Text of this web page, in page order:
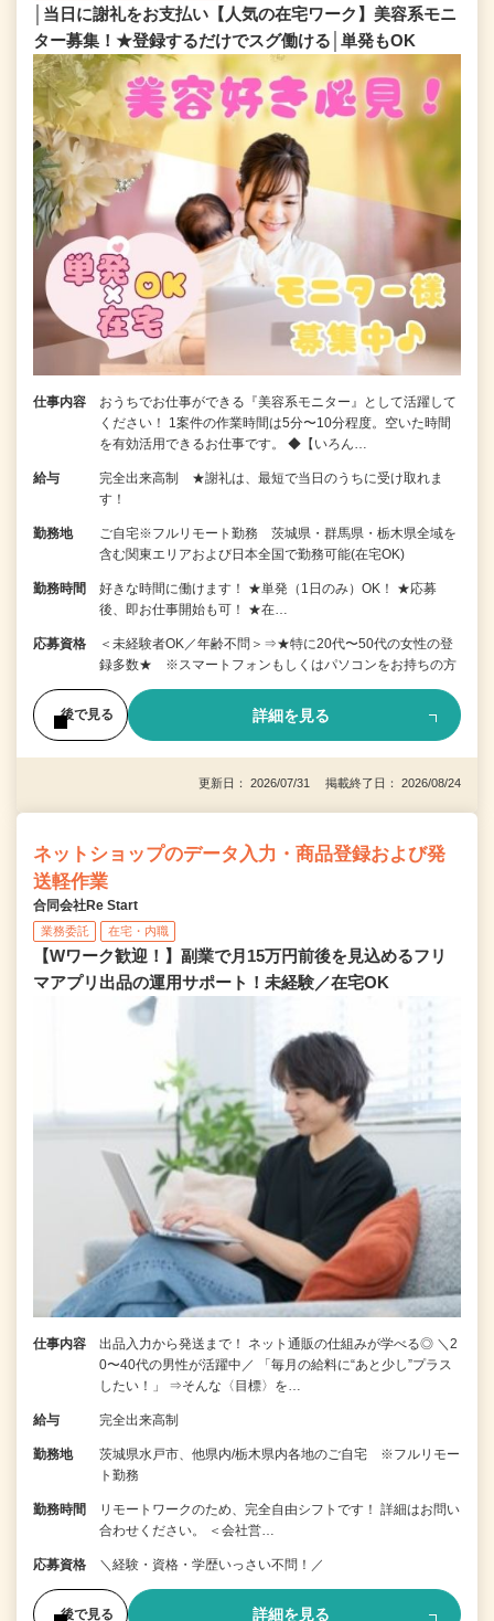
│当日に謝礼をお支払い【人気の在宅ワーク】美容系モニ
ター募集！★登録するだけでスグ働ける│単発もOK
仕事内容
おうちでお仕事ができる『美容系モニター』として活躍して
ください！ 1案件の作業時間は5分〜10分程度。空いた時間
を有効活用できるお仕事です。 ◆【いろん…
給与
完全出来高制 ★謝礼は、最短で当日のうちに受け取れま
す！
勤務地
ご自宅※フルリモート勤務 茨城県・群馬県・栃木県全域を
含む関東エリアおよび日本全国で勤務可能(在宅OK)
勤務時間
好きな時間に働けます！ ★単発（1日のみ）OK！ ★応募
後、即お仕事開始も可！ ★在…
応募資格
＜未経験者OK／年齢不問＞⇒★特に20代〜50代の女性の登
録多数★ ※スマートフォンもしくはパソコンをお持ちの方
後で見る 詳細を見る
更新日： 2026/07/31 掲載終了日： 2026/08/24
ネットショップのデータ入力・商品登録および発
送軽作業
合同会社Re Start
業務委託 在宅・内職
【Wワーク歓迎！】副業で月15万円前後を見込めるフリ
マアプリ出品の運用サポート！未経験／在宅OK
仕事内容
出品入力から発送まで！ ネット通販の仕組みが学べる◎ ＼2
0〜40代の男性が活躍中／ 「毎月の給料に“あと少し”プラス
したい！」 ⇒そんな〈目標〉を…
給与 完全出来高制
勤務地
茨城県水戸市、他県内/栃木県内各地のご自宅 ※フルリモー
ト勤務
勤務時間
リモートワークのため、完全自由シフトです！ 詳細はお問い
合わせください。 ＜会社営…
応募資格 ＼経験・資格・学歴いっさい不問！／
後で見る 詳細を見る